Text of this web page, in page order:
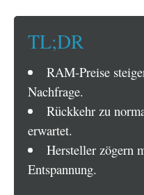
TL;DR
RAM-Preise
Nachfrage.
Rückkehr zu
erwartet.
Hersteller zögern
Entspannung.